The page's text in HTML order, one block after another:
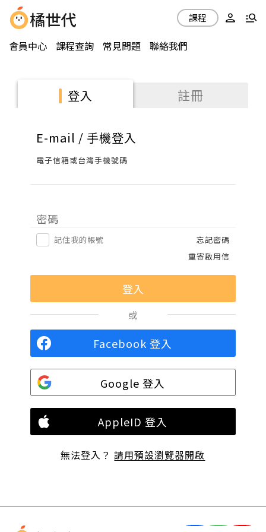
會員中心 課程查詢 常見問題 聯絡我們
課程
登入 註冊
E-mail / 手機登入
電子信箱或台灣手機號碼
密碼
記住我的帳號
忘記密碼
重寄啟用信
或
Facebook 登入
Google 登入
AppleID 登入
無法登入？請用預設瀏覽器開啟